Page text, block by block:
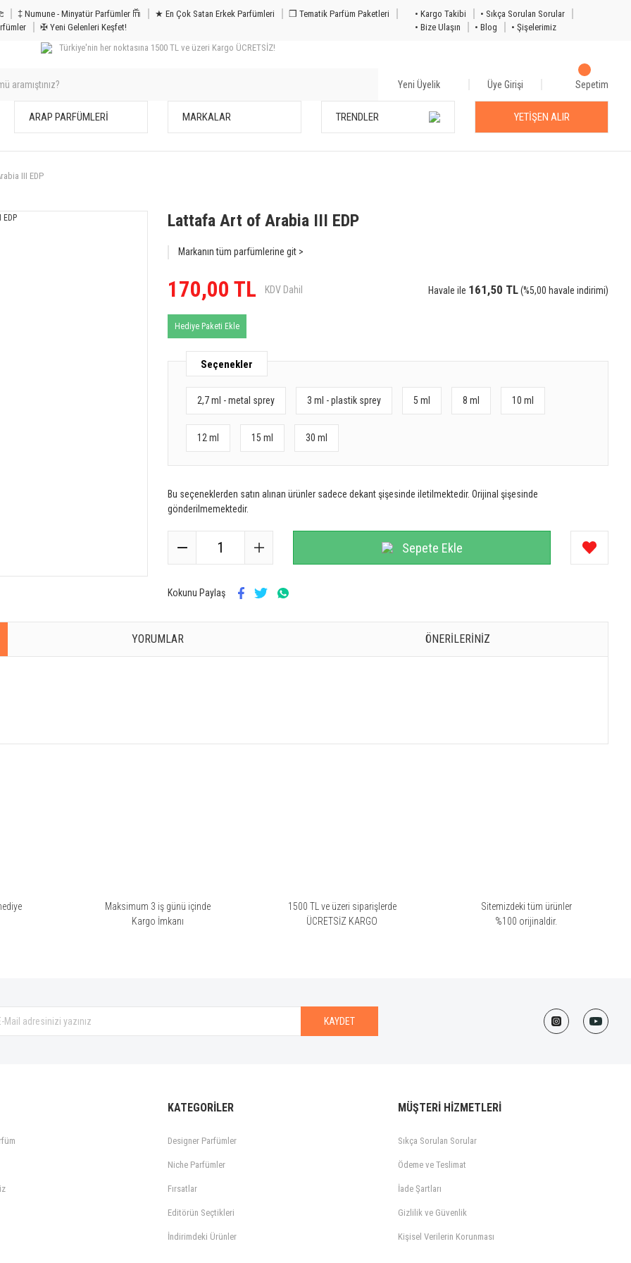
𐦝 ‡ Numune - Minyatür Parfümler 𐙏 ★ En Çok Satan Erkek Parfümleri
❒ Tematik Parfüm Paketleri
✠ Yeni Gelenleri Keşfet!
• Kargo Takibi
• Sıkça Sorulan Sorular
• Bize Ulaşın
• Blog
• Şişelerimiz
Türkiye'nin her noktasına 1500 TL ve üzeri Kargo ÜCRETSİZ!
Yeni Üyelik Üye Girişi Sepetim
ARAP PARFÜMLERİ MARKALAR TRENDLER YETİŞEN ALIR
III EDP
Lattafa Art of Arabia III EDP
Markanın tüm parfümlerine git >
170,00 TL KDV Dahil Havale ile 161,50 TL(%5,00 havale indirimi)
Hediye Paketi Ekle
Seçenekler
2,7 ml - metal sprey 3 ml - plastik sprey 5 ml 8 ml 10 ml
12 ml 15 ml 30 ml
Bu seçeneklerden satın alınan ürünler sadece dekant şişesinde iletilmektedir. Orijinal şişesinde
gönderilmemektedir.
Sepete Ekle
Kokunu Paylaş
YORUMLAR ÖNERILERINIZ
Maksimum 3 iş günü içinde
Kargo İmkanı
1500 TL ve üzeri siparişlerde
ÜCRETSİZ KARGO
Sitemizdeki tüm ürünler
%100 orijinaldir.
KAYDET
KATEGORİLER
Designer Parfümler
Niche Parfümler
Fırsatlar
Editörün Seçtikleri
İndirimdeki Ürünler
MÜŞTERİ HİZMETLERİ
Sıkça Sorulan Sorular
Ödeme ve Teslimat
İade Şartları
Gizlilik ve Güvenlik
Kişisel Verilerin Korunması